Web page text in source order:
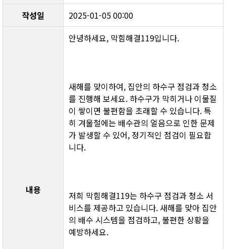
작성일
2025-01-05 00:00
내용
안녕하세요, 막힘해결119입니다.
새해를 맞이하여, 집안의 하수구 점검과 청소
를 진행해 보세요. 하수구가 막히거나 이물질
이 쌓이면 불편함을 초래할 수 있습니다. 특
히 겨울철에는 배수관의 얼음으로 인한 문제
가 발생할 수 있어, 정기적인 점검이 필요합
니다.
저희 막힘해결119는 하수구 점검과 청소 서
비스를 제공하고 있습니다. 새해를 맞아 집안
의 배수 시스템을 점검하고, 불편한 상황을
예방하세요.